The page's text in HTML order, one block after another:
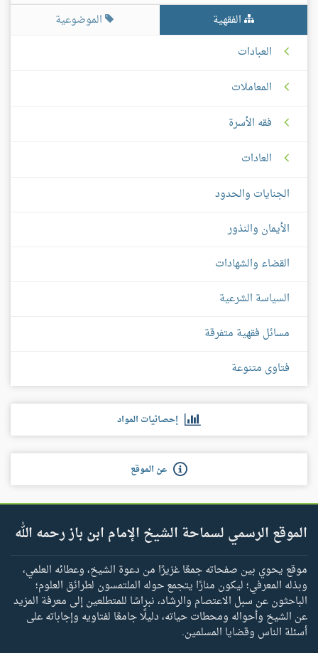
الفقهية
الموضوعية
العبادات
المعاملات
فقه الأسرة
العادات
الجنايات والحدود
الأيمان والنذور
القضاء والشهادات
السياسة الشرعية
مسائل فقهية متفرقة
فتاوى متنوعة
إحصائيات المواد
عن الموقع
الموقع الرسمي لسماحة الشيخ الإمام ابن باز رحمه الله
موقع يحوي بين صفحاته جمعًا غزيرًا من دعوة الشيخ، وعطائه العلمي،
وبذله المعرفي؛ ليكون منارًا يتجمع حوله الملتمسون لطرائق العلوم؛
الباحثون عن سبل الاعتصام والرشاد، نبراسًا للمتطلعين إلى معرفة المزيد
عن الشيخ وأحواله ومحطات حياته، دليلًا جامعًا لفتاويه وإجاباته على
أسئلة الناس وقضايا المسلمين.